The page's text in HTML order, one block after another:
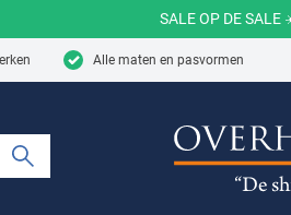
SALE OP DE SALE
Alle maten en pasvormen